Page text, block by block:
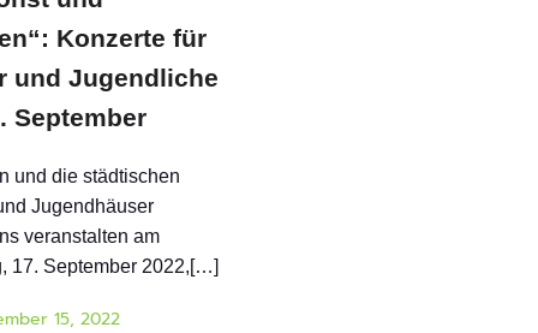
Konzerte für
und Jugendliche
September
und die städtischen
Jugendhäuser
veranstalten am
17. September 2022,[…]
15, 2022